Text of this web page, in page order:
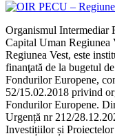
Organismul Intermediar
Capital Uman
Regiunea Vest, este
finanţată de la bugetul
Fondurilor Europene,
52/15.02.2018 privind
Fondurilor Europene.
Urgență nr 212/
Investițiilor și